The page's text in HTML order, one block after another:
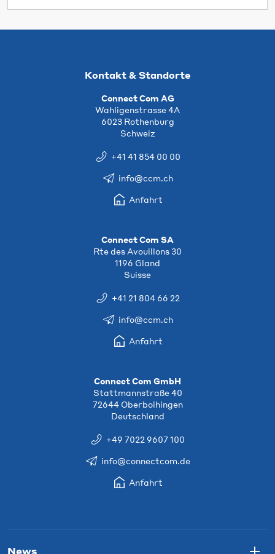
Kontakt & Standorte
Connect Com AG
Wahligenstrasse 4A
6023 Rothenburg
Schweiz
+41 41 854 00 00
info@ccm.ch
Anfahrt
Connect Com SA
Rte des Avouillons 30
1196 Gland
Suisse
+41 21 804 66 22
info@ccm.ch
Anfahrt
Connect Com GmbH
Stattmannstraße 40
72644 Oberboihingen
Deutschland
+49 7022 9607 100
info@connectcom.de
Anfahrt
News